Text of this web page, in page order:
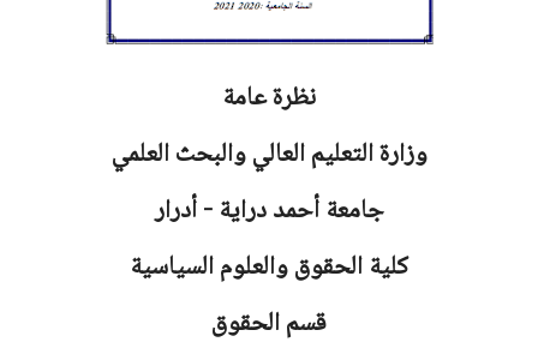
نظرة عامة
وزارة التعليم العالي والبحث العلمي
جامعةأحمد دراية - أدرار
كلية الحقوق والعلوم السياسية
قسم الحقوق